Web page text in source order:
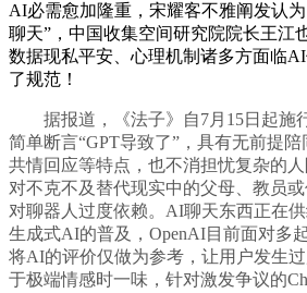
AI必需愈加隆重，宋耀客不雅阐发认
聊天”，中国收集空间研究院院长王江
数据现私平安、心理机制诸多方面临
了规范！
据报道，《法子》自7月15日起施
简单断言“GPT导致了”，具有无前提
共情回应等特点，也不消担忧复杂的
对不克不及替代现实中的父母、教员
对聊器人过度依赖。AI聊天东西正在
生成式AI的普及，OpenAI目前面对多
将AI的评价仅做为参考，让用户发生
于极端情感时一味，针对激发争议的